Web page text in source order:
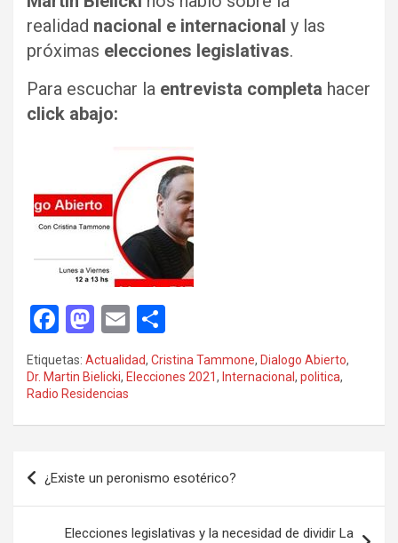
realidad nacional e internacional y las
próximas elecciones legislativas.
Para escuchar la entrevista completa hacer
click abajo:
F
a
ce
b
o
k
M
a
st
o
d
n
E
m
ail
o
m
ar
Etiquetas: Actualidad, Cristina Tammone, Dialogo Abierto,
Dr. Martin Bielicki, Elecciones 2021, Internacional, politica,
Radio Residencias
Navegación
de
entradas
¿Existe un peronismo esotérico?
Elecciones legislativas y la necesidad de dividir La